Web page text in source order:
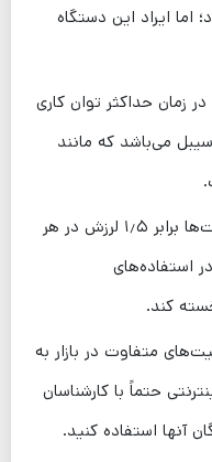
اما ایراد این دستگاه
زمان حداکثر توان کاری
در زمان حداقل توان کاری ۸۲ دسیبل می‌باشد که مانند
همچنین میزان لرزش وارد شده به دست‌ها برابر ۱٫۵ لرزش در هر
استفاده‌های
کند.
متفاوت در بازار به
حتماً با کارشناسان
آنها استفاده کنید.